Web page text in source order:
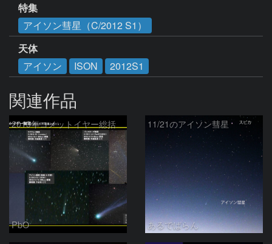
特集
アイソン彗星（C/2012 S1）
天体
アイソン
ISON 2012S1
関連作品
2013年コメットイヤー総括
PbO
11/21のアイソン彗星
あるでばらん